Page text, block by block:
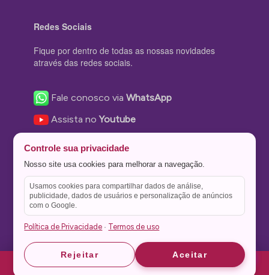
Redes Sociais
Fique por dentro de todas as nossas novidades
através das redes sociais.
Fale conosco viaWhatsApp
Assista noYoutube
Nos siga no Instagram
Nos siga noTwitter
Salve no
Theme Stone Blog Powered byWordPress
Controle sua privacidade
Nosso site usa cookies para melhorar a navegação.
Usamos cookies para compartilhar dados de análise,
publicidade, dados de usuários e personalização de anúncios
com o Google.
Política de Privacidade · Termos de uso
Rejeitar Aceitar